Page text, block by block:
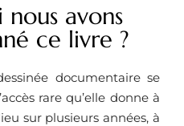
nous avons
ce livre ?
documentaire se
rare qu’elle donne à
sur plusieurs années, à